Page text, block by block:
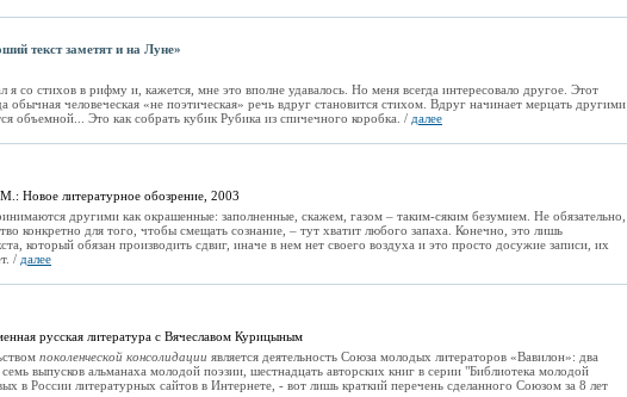
текст заметят и на Луне»
со стихов в рифму и, кажется, мне это вполне удавалось. Но меня всегда интересовало другое. Этот
обычная человеческая «не поэтическая» речь вдруг становится стихом. Вдруг начинает мерцать другими
объемной... Это как собрать кубик Рубика из спичечного коробка. / далее
Новое литературное обозрение, 2003
другими как окрашенные: заполненные, скажем, газом – таким-сяким безумием. Не обязательно,
конкретно для того, чтобы смещать сознание, – тут хватит любого запаха. Конечно, это лишь
который обязан производить сдвиг, иначе в нем нет своего воздуха и это просто досужие записи, их
/ далее
русская литература с Вячеславом Курицыным
поколенческой консолидации является деятельность Союза молодых литераторов «Вавилон»: два
семь выпусков альманаха молодой поэзии, шестнадцать авторских книг в серии "Библиотека молодой
в России литературных сайтов в Интернете, - вот лишь краткий перечень сделанного Союзом за 8 лет